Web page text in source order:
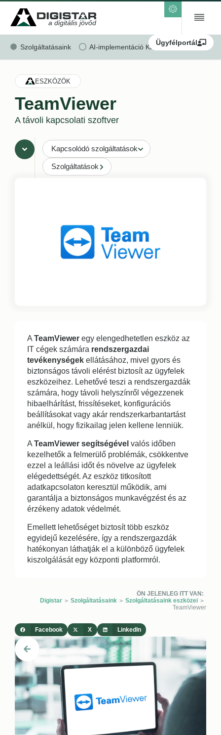
a digitális jövőd
Szolgáltatásaink AI-implementáció KKV-k részére
Ügyfélportál
ESZKÖZÖK
TeamViewer
A távoli kapcsolati szoftver
Kapcsolódó szolgáltatások
Szolgáltatások
A TeamViewer egy elengedhetetlen eszköz az
IT cégek számára rendszergazdai
tevékenységek ellátásához, mivel gyors és
biztonságos távoli elérést biztosít az ügyfelek
eszközeihez. Lehetővé teszi a rendszergazdák
számára, hogy távoli helyszínről végezzenek
hibaelhárítást, frissítéseket, konfigurációs
beállításokat vagy akár rendszerkarbantartást
anélkül, hogy fizikailag jelen kellene lenniük.
A TeamViewer segítségével valós időben
kezelhetők a felmerülő problémák, csökkentve
ezzel a leállási időt és növelve az ügyfelek
elégedettségét. Az eszköz titkosított
adatkapcsolaton keresztül működik, ami
garantálja a biztonságos munkavégzést és az
érzékeny adatok védelmét.
Emellett lehetőséget biztosít több eszköz
egyidejű kezelésére, így a rendszergazdák
hatékonyan láthatják el a különböző ügyfelek
kiszolgálását egy központi platformról.
ÖN JELENLEG ITT VAN:
Digistar > Szolgáltatásaink > Szolgáltatásaink eszközei >
TeamViewer
Facebook X LinkedIn